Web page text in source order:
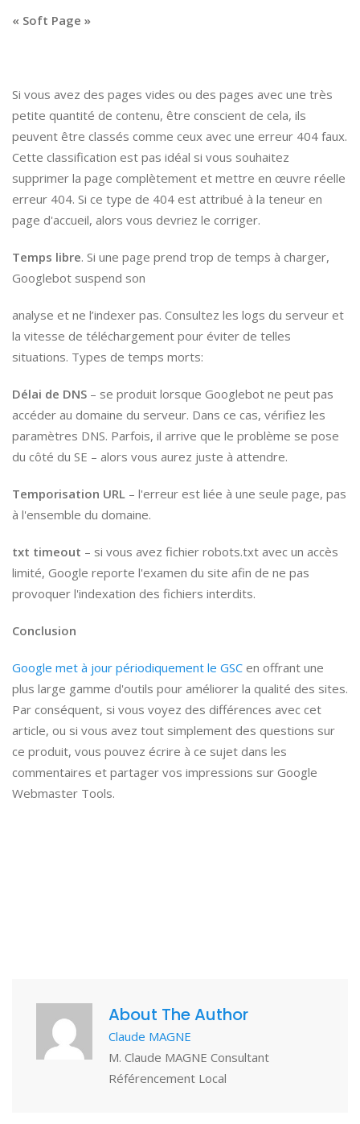
« Soft Page »
Si vous avez des pages vides ou des pages avec une très
petite quantité de contenu, être conscient de cela, ils
peuvent être classés comme ceux avec une erreur 404 faux.
Cette classification est pas idéal si vous souhaitez
supprimer la page complètement et mettre en œuvre réelle
erreur 404. Si ce type de 404 est attribué à la teneur en
page d'accueil, alors vous devriez le corriger.
Temps libre. Si une page prend trop de temps à charger,
Googlebot suspend son
analyse et ne l’indexer pas. Consultez les logs du serveur et
la vitesse de téléchargement pour éviter de telles
situations. Types de temps morts:
Délai de DNS – se produit lorsque Googlebot ne peut pas
accéder au domaine du serveur. Dans ce cas, vérifiez les
paramètres DNS. Parfois, il arrive que le problème se pose
du côté du SE – alors vous aurez juste à attendre.
Temporisation URL – l'erreur est liée à une seule page, pas
à l'ensemble du domaine.
txt timeout – si vous avez fichier robots.txt avec un accès
limité, Google reporte l'examen du site afin de ne pas
provoquer l'indexation des fichiers interdits.
Conclusion
Google met à jour périodiquement le GSC en offrant une
plus large gamme d'outils pour améliorer la qualité des sites.
Par conséquent, si vous voyez des différences avec cet
article, ou si vous avez tout simplement des questions sur
ce produit, vous pouvez écrire à ce sujet dans les
commentaires et partager vos impressions sur Google
Webmaster Tools.
About The Author
Claude MAGNE
M. Claude MAGNE Consultant
Référencement Local